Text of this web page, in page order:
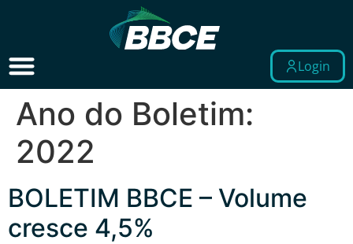
Login
Ano do Boletim:
2022
BOLETIM BBCE – Volume
cresce 4,5%